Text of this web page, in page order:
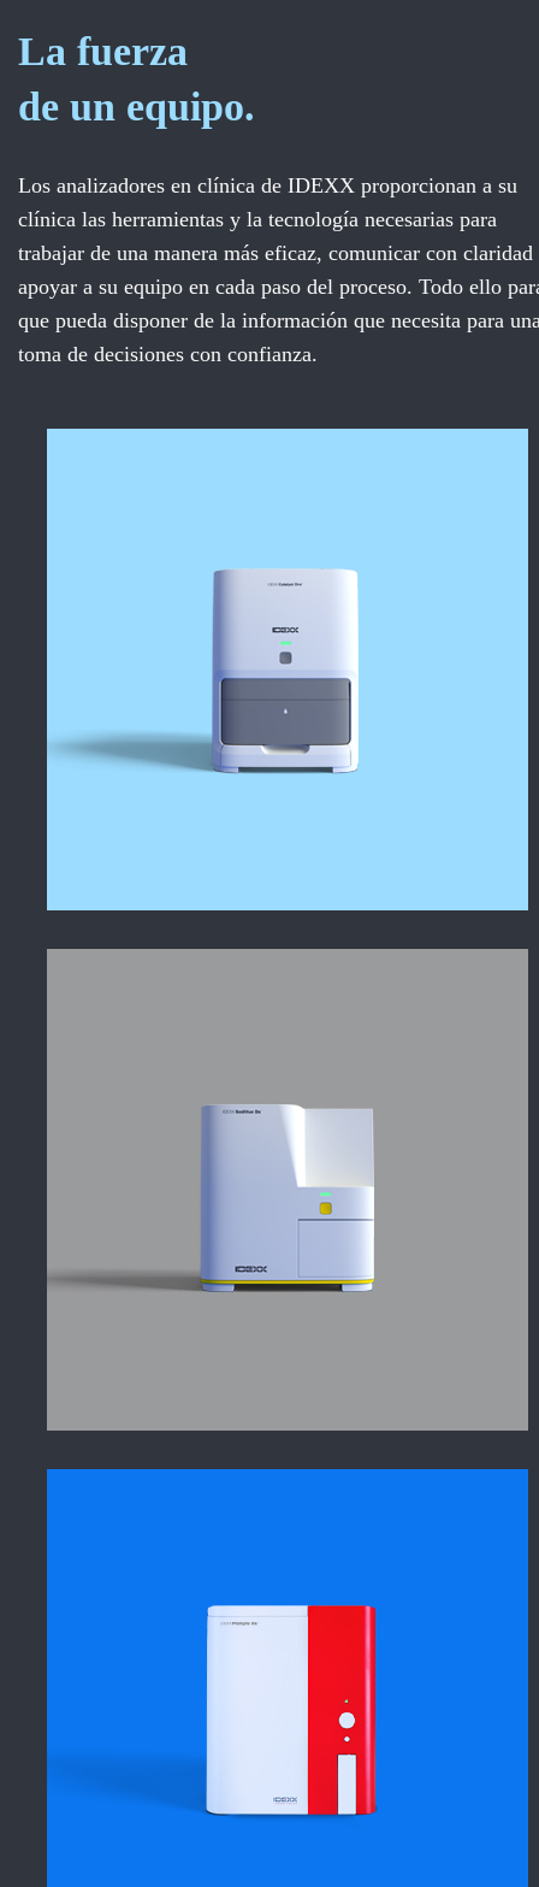
La fuerza
de un equipo.
Los analizadores en clínica de IDEXX proporcionan a su
clínica las herramientas y la tecnología necesarias para
trabajar de una manera más eficaz, comunicar con claridad
apoyar a su equipo en cada paso del proceso. Todo ello
que pueda disponer de la información que necesita para
toma de decisiones con confianza.